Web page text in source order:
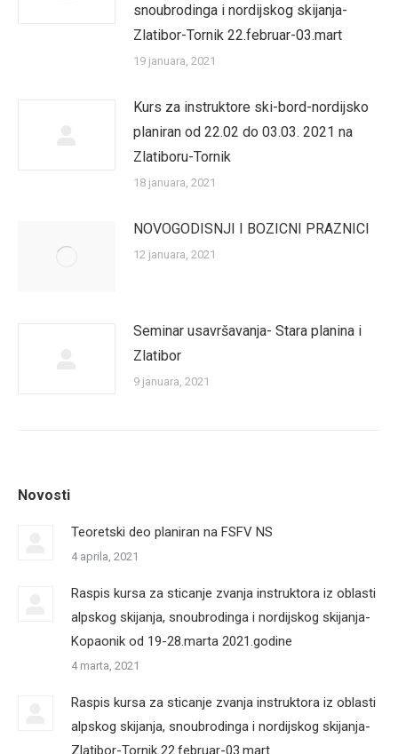
snoubrodinga i nordijskog skijanja-
Zlatibor-Tornik 22.februar-03.mart
19 januara, 2021
Kurs za instruktore ski-bord-nordijsko
planiran od 22.02 do 03.03. 2021 na
Zlatiboru-Tornik
18 januara, 2021
NOVOGODISNJI I BOZICNI PRAZNICI
12 januara, 2021
Seminar usavršavanja- Stara planina i
Zlatibor
9 januara, 2021
Novosti
Teoretski deo planiran na FSFV NS
4 aprila, 2021
Raspis kursa za sticanje zvanja instruktora iz oblasti
alpskog skijanja, snoubrodinga i nordijskog skijanja-
Kopaonik od 19-28.marta 2021.godine
4 marta, 2021
Raspis kursa za sticanje zvanja instruktora iz oblasti
alpskog skijanja, snoubrodinga i nordijskog skijanja-
Zlatibor-Tornik 22.februar-03.mart